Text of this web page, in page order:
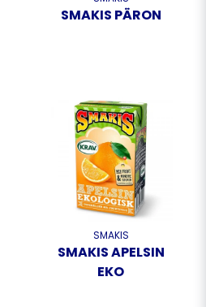
SMAKIS PÄRON
SMAKIS
SMAKIS APELSIN
EKO